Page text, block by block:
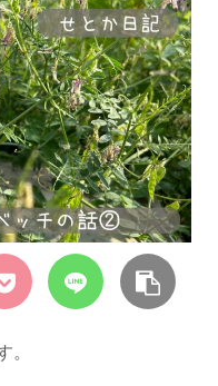
。